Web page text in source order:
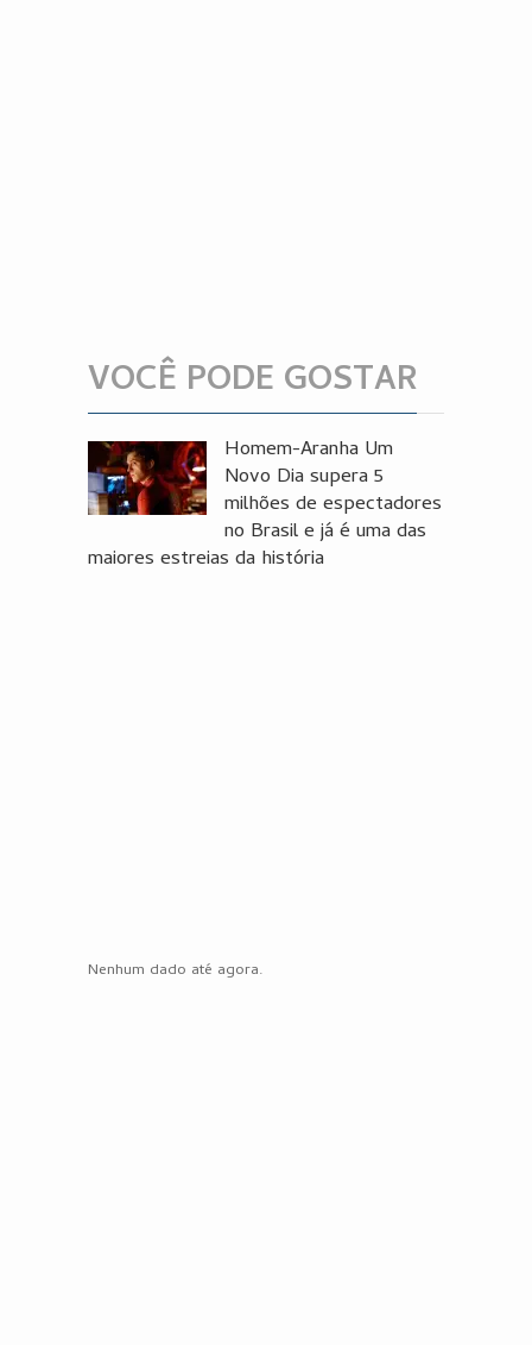
VOCÊ PODE GOSTAR
Homem-Aranha Um
Novo Dia supera 5
milhões de espectadores
no Brasil e já é uma das
maiores estreias da história
Nenhum dado até agora.